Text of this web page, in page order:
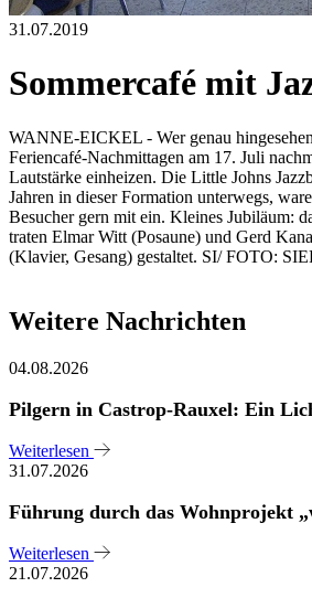
31.07.2019
Sommercafé mit
WANNE-EICKEL - Wer genau
Feriencafé-Nachmittagen am 17. Juli
Lautstärke einheizen. Die Little Johns
Jahren in dieser Formation unterwegs,
Besucher gern mit ein. Kleines Jubiläum:
traten Elmar Witt (Posaune) und Gerd
(Klavier, Gesang) gestaltet. SI/ FOTO:
Weitere Nachrichten
04.08.2026
Pilgern in Castrop-Rauxel: Ein
Weiterlesen
31.07.2026
Führung durch das Wohnprojekt
Weiterlesen
21.07.2026